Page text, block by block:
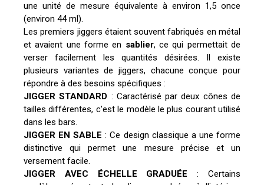
une unité de mesure équivalente à environ 1,5 once
(environ 44 ml).
Les premiers jiggers étaient souvent fabriqués en métal
et avaient une forme en sablier, ce qui permettait de
verser facilement les quantités désirées. Il existe
plusieurs variantes de jiggers, chacune conçue pour
répondre à des besoins spécifiques :
JIGGER STANDARD : Caractérisé par deux cônes de
tailles différentes, c'est le modèle le plus courant utilisé
dans les bars.
JIGGER EN SABLE: Ce design classique a une forme
distinctive qui permet une mesure précise et un
versement facile.
JIGGER
AVEC ÉCHELLE GRADUÉE: Certains